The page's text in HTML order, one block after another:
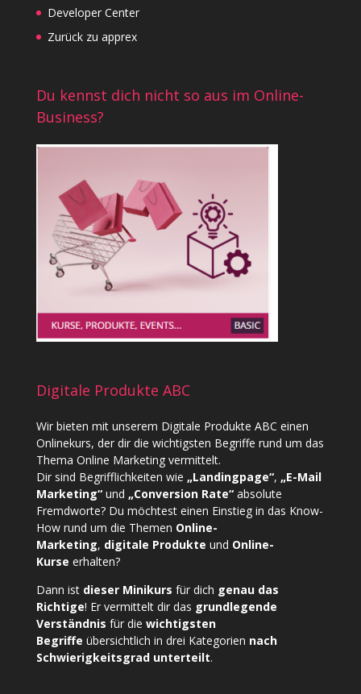
Developer Center
Zurück zu apprex
Du kennst dich nicht so aus im Online-
Business?
Digitale Produkte ABC
Wir bieten mit unserem Digitale Produkte ABC einen
Onlinekurs, der dir die wichtigsten Begriffe rund um das
Thema Online Marketing vermittelt.
Dir sind Begrifflichkeiten wie „Landingpage“, „E-Mail
Marketing“und „Conversion Rate“absolute
Fremdworte? Du möchtest einen Einstieg in das Know-
How rund um die Themen Online-
Marketing, digitale Produkte und Online-
Kurse erhalten?
Dann ist dieser Minikurs für dich genau das
Richtige! Er vermittelt dir das grundlegende
Verständnis für die wichtigsten
Begriffe übersichtlich in drei Kategorien nach
Schwierigkeitsgrad unterteilt.